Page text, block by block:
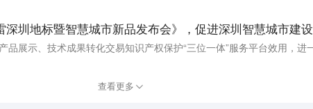
圳地标暨智慧城市新品发布会》，促进深圳智慧城市建设
查看更多